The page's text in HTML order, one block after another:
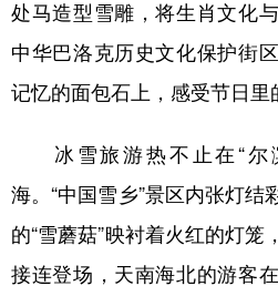
处马造型雪雕，将生肖文化
中华巴洛克历史文化保护街
记忆的面包石上，感受节日
冰雪旅游热不止在“尔
海。“中国雪乡”景区内张灯结
的“雪蘑菇”映衬着火红的灯笼
接连登场，天南海北的游客